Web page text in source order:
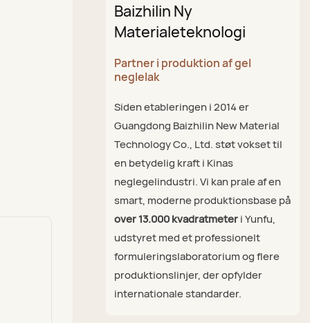
Baizhilin Ny
Materialeteknologi
Partner i produktion af gel
neglelak
Siden etableringen i 2014 er
Guangdong Baizhilin New Material
Technology Co., Ltd. støt vokset til
en betydelig kraft i Kinas
neglegelindustri. Vi kan prale af en
smart, moderne produktionsbase på
over 13.000 kvadratmeteri Yunfu,
udstyret med et professionelt
formuleringslaboratorium og flere
produktionslinjer, der opfylder
internationale standarder.